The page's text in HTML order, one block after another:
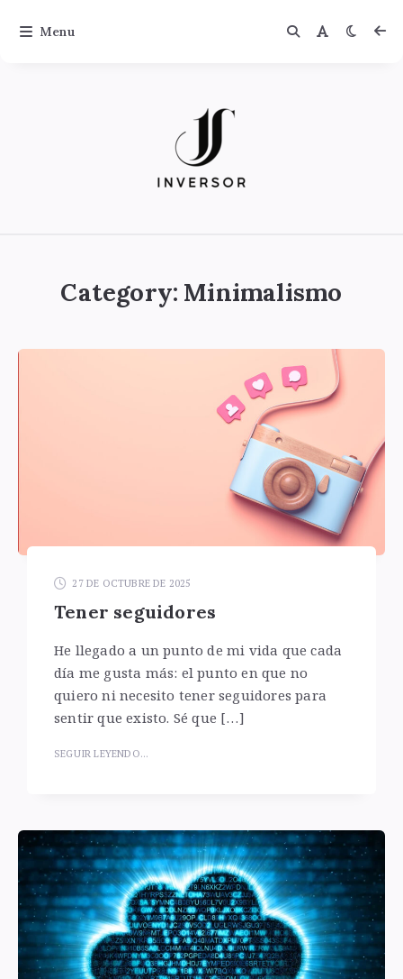
Category: Minimalismo
27 DE OCTUBRE DE 2025
Tener seguidores
He llegado a un punto de mi vida que cada
día me gusta más: el punto en que no
quiero ni necesito tener seguidores para
sentir que existo. Sé que […]
SEGUIR LEYENDO...
Menu